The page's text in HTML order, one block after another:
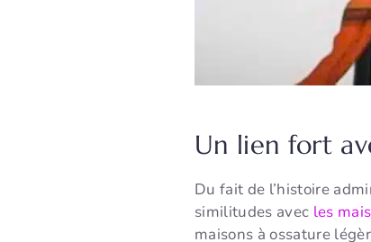
Un lien fort
Du fait de l’histoire
similitudes avec les
maisons à ossature